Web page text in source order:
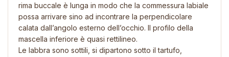
rima buccale è lunga in modo che la commessura labiale
possa arrivare sino ad incontrare la perpendicolare
calata dall’angolo esterno dell’occhio. Il profilo della
mascella inferiore è quasi rettilineo.
Le labbra sono sottili, si dipartono sotto il tartufo,